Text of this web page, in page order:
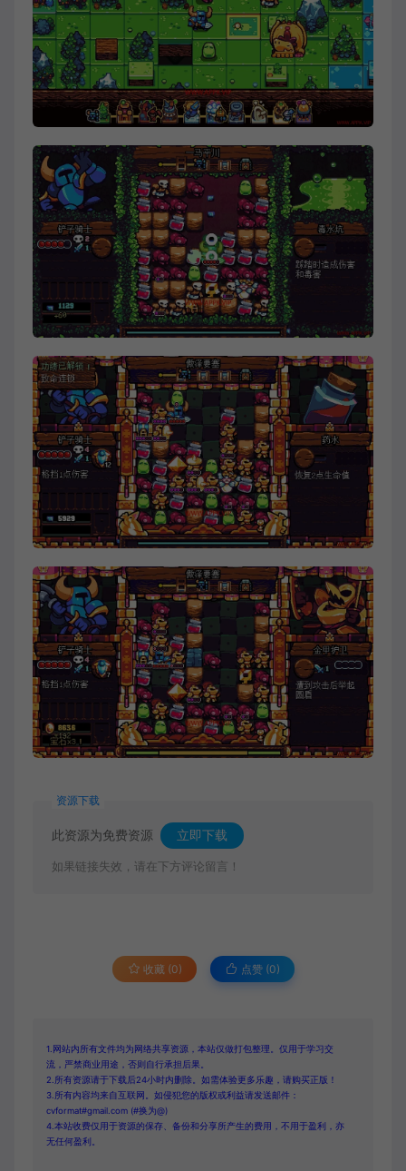
资源下载
此资源为免费资源 立即下载
如果链接失效，请在下方评论留言！
收藏 (0) 点赞 (0)
1.网站内所有文件均为网络共享资源，本站仅做打包整理。仅用于学习交
流，严禁商业用途，否则自行承担后果。
2.所有资源请于下载后24小时内删除。如需体验更多乐趣，请购买正版！
3.所有内容均来自互联网。如侵犯您的版权或利益请发送邮件：
cvformat#gmail.com (#换为@)
4.本站收费仅用于资源的保存、备份和分享所产生的费用，不用于盈利，亦
无任何盈利。